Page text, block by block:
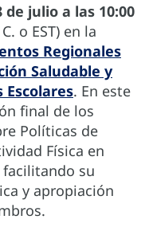
de julio a las 10:00
o EST) en la
Regionales
Saludable y
Escolares. En este
final de los
Políticas de
Física en
facilitando su
y apropiación